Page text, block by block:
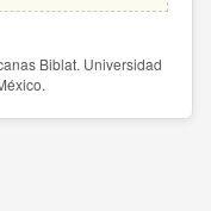
Biblat. Universidad